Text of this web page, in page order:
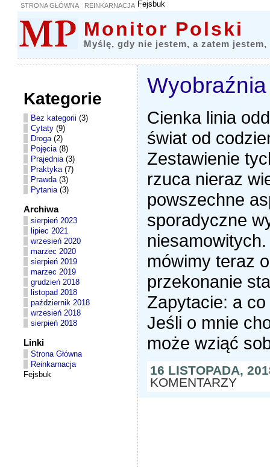
STRONA GŁÓWNA REINKARNACJA Fejsbuk
Monitor Polski
Myślę, gdy nie jestem, a zatem
Kategorie
Bez kategorii (3)
Cytaty (9)
Droga (2)
Pojęcia (8)
Prajednia (3)
Praktyka (7)
Prawda (3)
Pytania (3)
Archiwa
sierpień 2023
lipiec 2021
wrzesień 2020
marzec 2020
sierpień 2019
marzec 2019
grudzień 2018
listopad 2018
październik 2018
wrzesień 2018
sierpień 2018
Linki
Strona Główna
Reinkarnacja
Fejsbuk
Wyobraźnia
Cienka linia
świat od
Zestawienie
rzuca nieraz
powszechne
sporadyczne
mówimy teraz
przekonanie
Zapytacie: a
Jeśli o mnie
może wziąć
16 LISTOPADA,
KOMENTARZY